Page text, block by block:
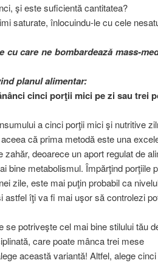
şi este suficientă cantitatea?
saturate, înlocuindu-le cu cele
cu care ne bombardează mass-
planul alimentar:
cinci porţii mici pe zi sau trei
a cinci porţii mici şi nutritive
că prima metodă este una
zahăr, deoarece un aport regulat de
bine metabolismul. Împărţind porţiile
zile, este mai puţin probabil ca
îţi va fi mai uşor să controlezi
se potriveşte cel mai bine stilului tău
care poate mânca trei mese
această variantă! Altfel, alege